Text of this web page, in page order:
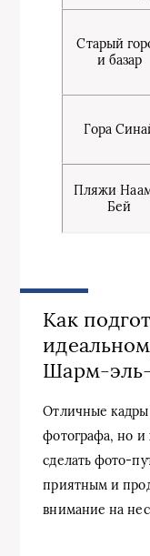
Старый
и базар
Гора
Пляжи
Бей
Как
Шарм-
Отличные кадры
фотографа, но и
сделать фото-
приятным и
внимание на